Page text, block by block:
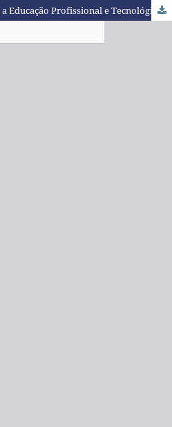
Proposta pedagógica para a Educação Profissional e Tecnológica (EPT) na perspectiva freiriana: inclusão, autonomia e transformação social